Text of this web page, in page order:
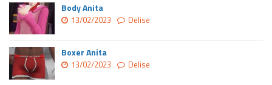
Body Anita
13/02/2023 Delise
Boxer Anita
13/02/2023 Delise